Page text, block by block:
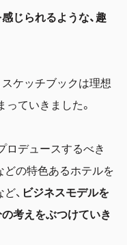
じられるような、趣
ケッチブックは理想
ていきました。
ロデュースするべき
の特色あるホテルを
、 ビジネスモデルを
考えをぶつけていき